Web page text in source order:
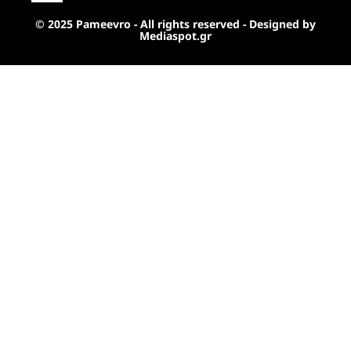
© 2025 Pameevro - All rights reserved - Designed by
Mediaspot.gr